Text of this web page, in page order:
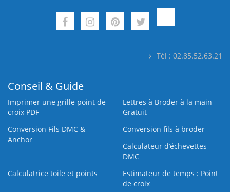
Tél : 02.85.52.63.21
Conseil & Guide
Imprimer une grille point de
croix PDF
Lettres à Broder à la main
Gratuit
Conversion Fils DMC &
Anchor
Conversion fils à broder
Calculateur d’échevettes
DMC
Calculatrice toile et points
Estimateur de temps : Point
de croix